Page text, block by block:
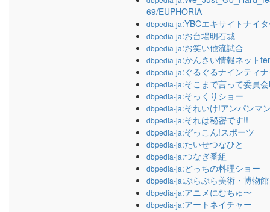
69/EUPHORIA
dbpedia-ja:YBCエキサイトナイ
dbpedia-ja:お台場明石城
dbpedia-ja:お笑い他流試合
dbpedia-ja:かんさい情報ネット
dbpedia-ja:ぐるぐるナインティ
dbpedia-ja:そこまで言って委員
dbpedia-ja:そっくりショー
dbpedia-ja:それいけ!アンパンマ
dbpedia-ja:それは秘密です!!
dbpedia-ja:ぞっこん!スポーツ
dbpedia-ja:たいせつなひと
dbpedia-ja:つなぎ番組
dbpedia-ja:どっちの料理ショー
dbpedia-ja:ぶらぶら美術・博物館
dbpedia-ja:アニメにむちゅ〜
dbpedia-ja:アートネイチャー